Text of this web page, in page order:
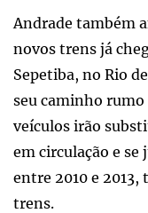
Andrade também
novos trens já
Sepetiba, no Rio
seu caminho
veículos irão
em circulação e
entre 2010 e
trens.